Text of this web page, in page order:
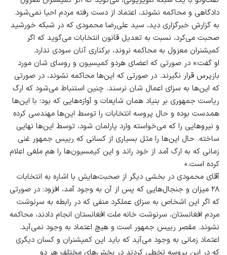
دادگاهی و محاکمه نشوند، اعتماد از دست رفته مردم احیا نمی‌شود.
به گزارش خبرگزاری دید، سید علی‌رضا محمودی که در شبکه خورشید
صحبت می‌کرد، نسبت به تعدیل قانون انتخابات می‌گوید که اگر
کمیشنران معزول به محاکمه نروند، برکناری آنان سودی ندارد.
او گفت:« در صورتی که اعضای هردو کمیسیون و روسای شان مورد
بازپرس قرار نگیرند. در صورتی که این‌ها محاکمه نشوند، در صورتی
که این‌ها به سزای اعمال شان نرسند. چنین استنباط می‌شود که ارگ
ریاست جمهوری بر بنیاد همان شایعات و آوازه‌هایی که بود؛ با این‌ها
همدست بوده و حال پروسه انتخابات را توسط این‌ها مهندسی کرده
و نیروهایی را که می‌خواسته وارد پارلمان شود، توسط این‌ها نهایی
ساخته. حال این‌ها را مثل بسیاری از کسانی که رییس جمهور غنی
زمانی که به ارگ آمد از خود راند و این کیمسیون‌ها را هم ملغی اعلام
کرده است.»
آقای محمودی در بخشی دیگر از صحبت‌هایش با اشاره به انتخابات
۲۸ میزان و جنجال‌هایی که پس از آن به وجود آمد، افزود: در صورتی
که اگر این اشخاص به سزای عملکرد منفی که در رابطه به سرنوشت
مردم افغانستان، سرنوشت خانه ملت افغانستان انجام دادند، محاکمه
نشوند. مقصر رییس جمهور است و هیچ اعتماد به وجود نمی‌آید.
اعتماد زمانی به وجود می‌آید که باید این کمیشنران و کسان دیگری
که در این پروسه تخطی کردند در بخش‌های مختلف هر دو